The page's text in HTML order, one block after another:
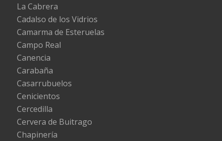
La Cabrera
Cadalso de los Vidrios
Camarma de Esteruelas
Campo Real
Canencia
Carabaña
Casarrubuelos
Cenicientos
Cercedilla
Cervera de Buitrago
Chapinería